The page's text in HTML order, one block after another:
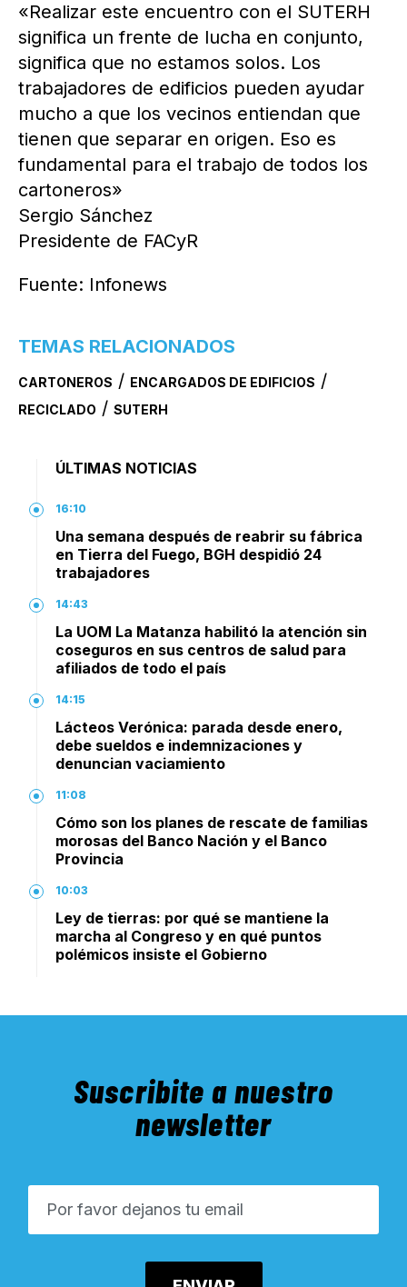
«Realizar este encuentro con el SUTERH
significa un frente de lucha en conjunto,
significa que no estamos solos. Los
trabajadores de edificios pueden ayudar
mucho a que los vecinos entiendan que
tienen que separar en origen. Eso es
fundamental para el trabajo de todos los
cartoneros»
Sergio Sánchez
Presidente de FACyR
Fuente: Infonews
TEMAS RELACIONADOS
CARTONEROS / ENCARGADOS DE EDIFICIOS /
RECICLADO / SUTERH
ÚLTIMAS NOTICIAS
16:10
Una semana después de reabrir su fábrica
en Tierra del Fuego, BGH despidió 24
trabajadores
14:43
La UOM La Matanza habilitó la atención sin
coseguros en sus centros de salud para
afiliados de todo el país
14:15
Lácteos Verónica: parada desde enero,
debe sueldos e indemnizaciones y
denuncian vaciamiento
11:08
Cómo son los planes de rescate de familias
morosas del Banco Nación y el Banco
Provincia
10:03
Ley de tierras: por qué se mantiene la
marcha al Congreso y en qué puntos
polémicos insiste el Gobierno
Suscribite a nuestro
newsletter